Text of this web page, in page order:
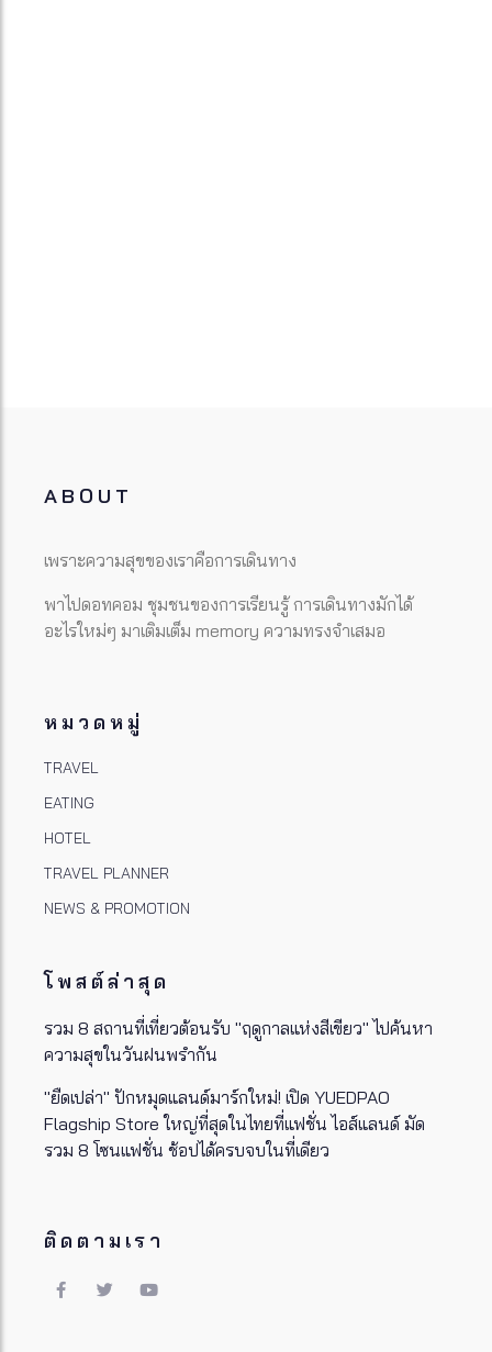
ABOUT
เพราะความสุขของเราคือการเดินทาง
พาไปดอทคอม ชุมชนของการเรียนรู้ การเดินทางมักได้
อะไรใหม่ๆ มาเติมเต็ม memory ความทรงจำเสมอ
หมวดหมู่
TRAVEL
EATING
HOTEL
TRAVEL PLANNER
NEWS & PROMOTION
โพสต์ล่าสุด
รวม 8 สถานที่เที่ยวต้อนรับ "ฤดูกาลแห่งสีเขียว" ไปค้นหา
ความสุขในวันฝนพรำกัน
"ยืดเปล่า" ปักหมุดแลนด์มาร์กใหม่! เปิด YUEDPAO
Flagship Store ใหญ่ที่สุดในไทยที่แฟชั่น ไอส์แลนด์ มัด
รวม 8 โซนแฟชั่น ช้อปได้ครบจบในที่เดียว
ติดตามเรา